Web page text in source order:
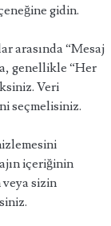
gidin.
arasında “Mesaj
genellikle “Her
Veri
seçmelisiniz.
içeriğinin
veya sizin